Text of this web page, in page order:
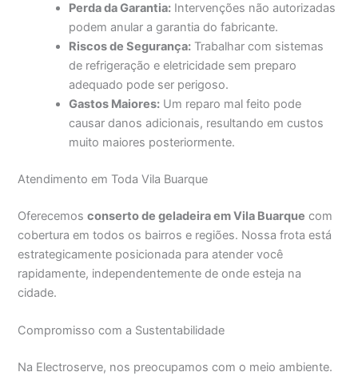
Perda da Garantia: Intervenções não autorizadas
podem anular a garantia do fabricante.
Riscos de Segurança: Trabalhar com sistemas
de refrigeração e eletricidade sem preparo
adequado pode ser perigoso.
Gastos Maiores: Um reparo mal feito pode
causar danos adicionais, resultando em custos
muito maiores posteriormente.
Atendimento em Toda Vila Buarque
Oferecemosconserto de geladeira em Vila Buarque com
cobertura em todos os bairros e regiões. Nossa frota está
estrategicamente posicionada para atender você
rapidamente, independentemente de onde esteja na
cidade.
Compromisso com a Sustentabilidade
Na Electroserve, nos preocupamos com o meio ambiente.